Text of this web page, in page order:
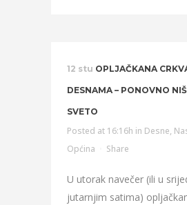
12 stu OPLJAČKANA
DESNAMA – PONOVNO
SVETO
Posted at 16:16h in Desne,
Općina
Share
U utorak navečer (ili u
jutarnjim satima)